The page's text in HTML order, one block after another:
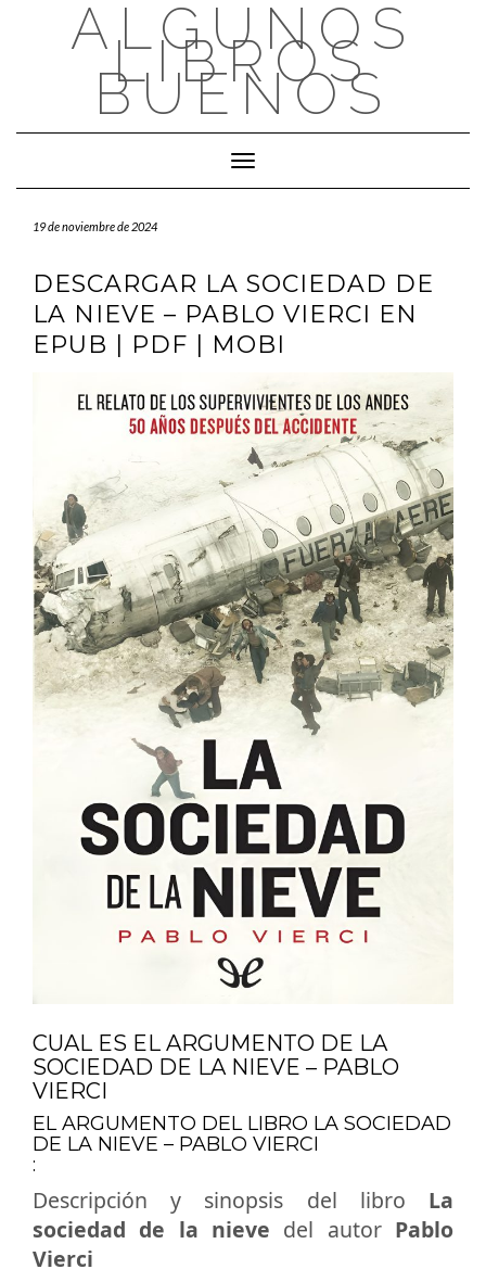
ALGUNOS
LIBROS
BUENOS
Cambiar modo de navegación
19 de noviembre de 2024
DESCARGAR LA SOCIEDAD DE
LA NIEVE – PABLO VIERCI EN
EPUB | PDF | MOBI
CUAL ES EL ARGUMENTO DE LA
SOCIEDAD DE LA NIEVE – PABLO
VIERCI
EL ARGUMENTO DEL LIBRO LA SOCIEDAD
DE LA NIEVE – PABLO VIERCI
:
Descripción y sinopsis del libro La
sociedad de la nieve del autor Pablo
Vierci